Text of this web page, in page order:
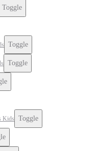
Toggle
Toggle
Toggle
Kids Toggle